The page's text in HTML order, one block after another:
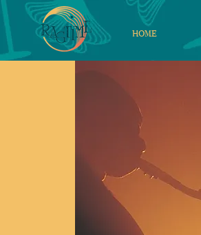
HOME